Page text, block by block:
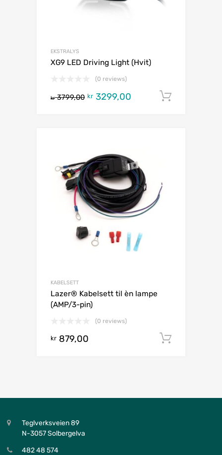
EKSTRALYS
XG9 LED Driving Light (Hvit)
(0 reviews)
kr3799,00 kr 3299,00
KABELSETT
Lazer® Kabelsett til èn lampe
(AMP/3-pin)
(0 reviews)
kr 879,00
Teglverksveien 89
N-3057 Solbergelva
482 48 574